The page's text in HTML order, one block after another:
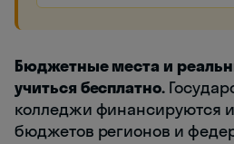
Бюджетные места и
учиться бесплатно.
колледжи финансируются
бюджетов регионов и